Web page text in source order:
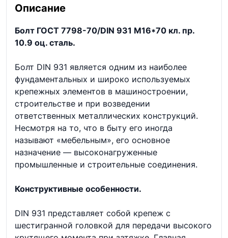
Описание
Болт ГОСТ 7798-70/DIN 931 М16*70 кл. пр.
10.9 оц. сталь.
Болт DIN 931 является одним из наиболее
фундаментальных и широко используемых
крепежных элементов в машиностроении,
строительстве и при возведении
ответственных металлических конструкций.
Несмотря на то, что в быту его иногда
называют «мебельным», его основное
назначение — высоконагруженные
промышленные и строительные соединения.
Конструктивные особенности.
DIN 931 представляет собой крепеж с
шестигранной головкой для передачи высокого